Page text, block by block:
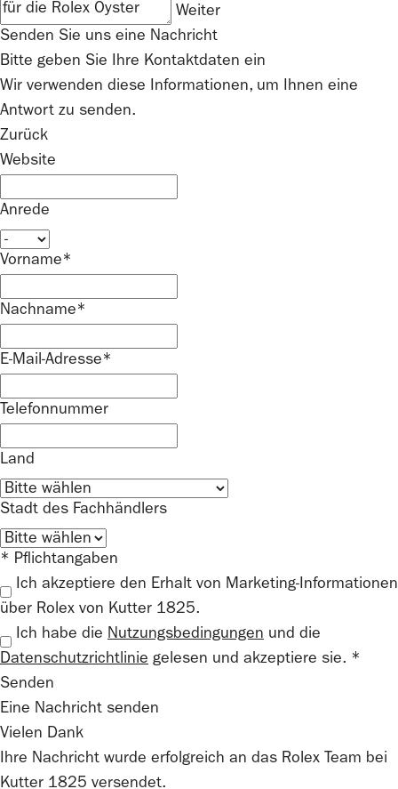
Weiter
Senden Sie uns eine Nachricht
Bitte geben Sie Ihre Kontaktdaten ein
Wir verwenden diese Informationen, um Ihnen eine
Antwort zu senden.
Zurück
Website
Anrede
Vorname*
Nachname*
E-Mail-Adresse*
Telefonnummer
Land
Stadt des Fachhändlers
* Pflichtangaben
Ich akzeptiere den Erhalt von Marketing-Informationen
über Rolex von Kutter 1825.
Ich habe die Nutzungsbedingungen und die
Datenschutzrichtlinie gelesen und akzeptiere sie. *
Senden
Eine Nachricht senden
Vielen Dank
Ihre Nachricht wurde erfolgreich an das Rolex Team bei
Kutter 1825 versendet.